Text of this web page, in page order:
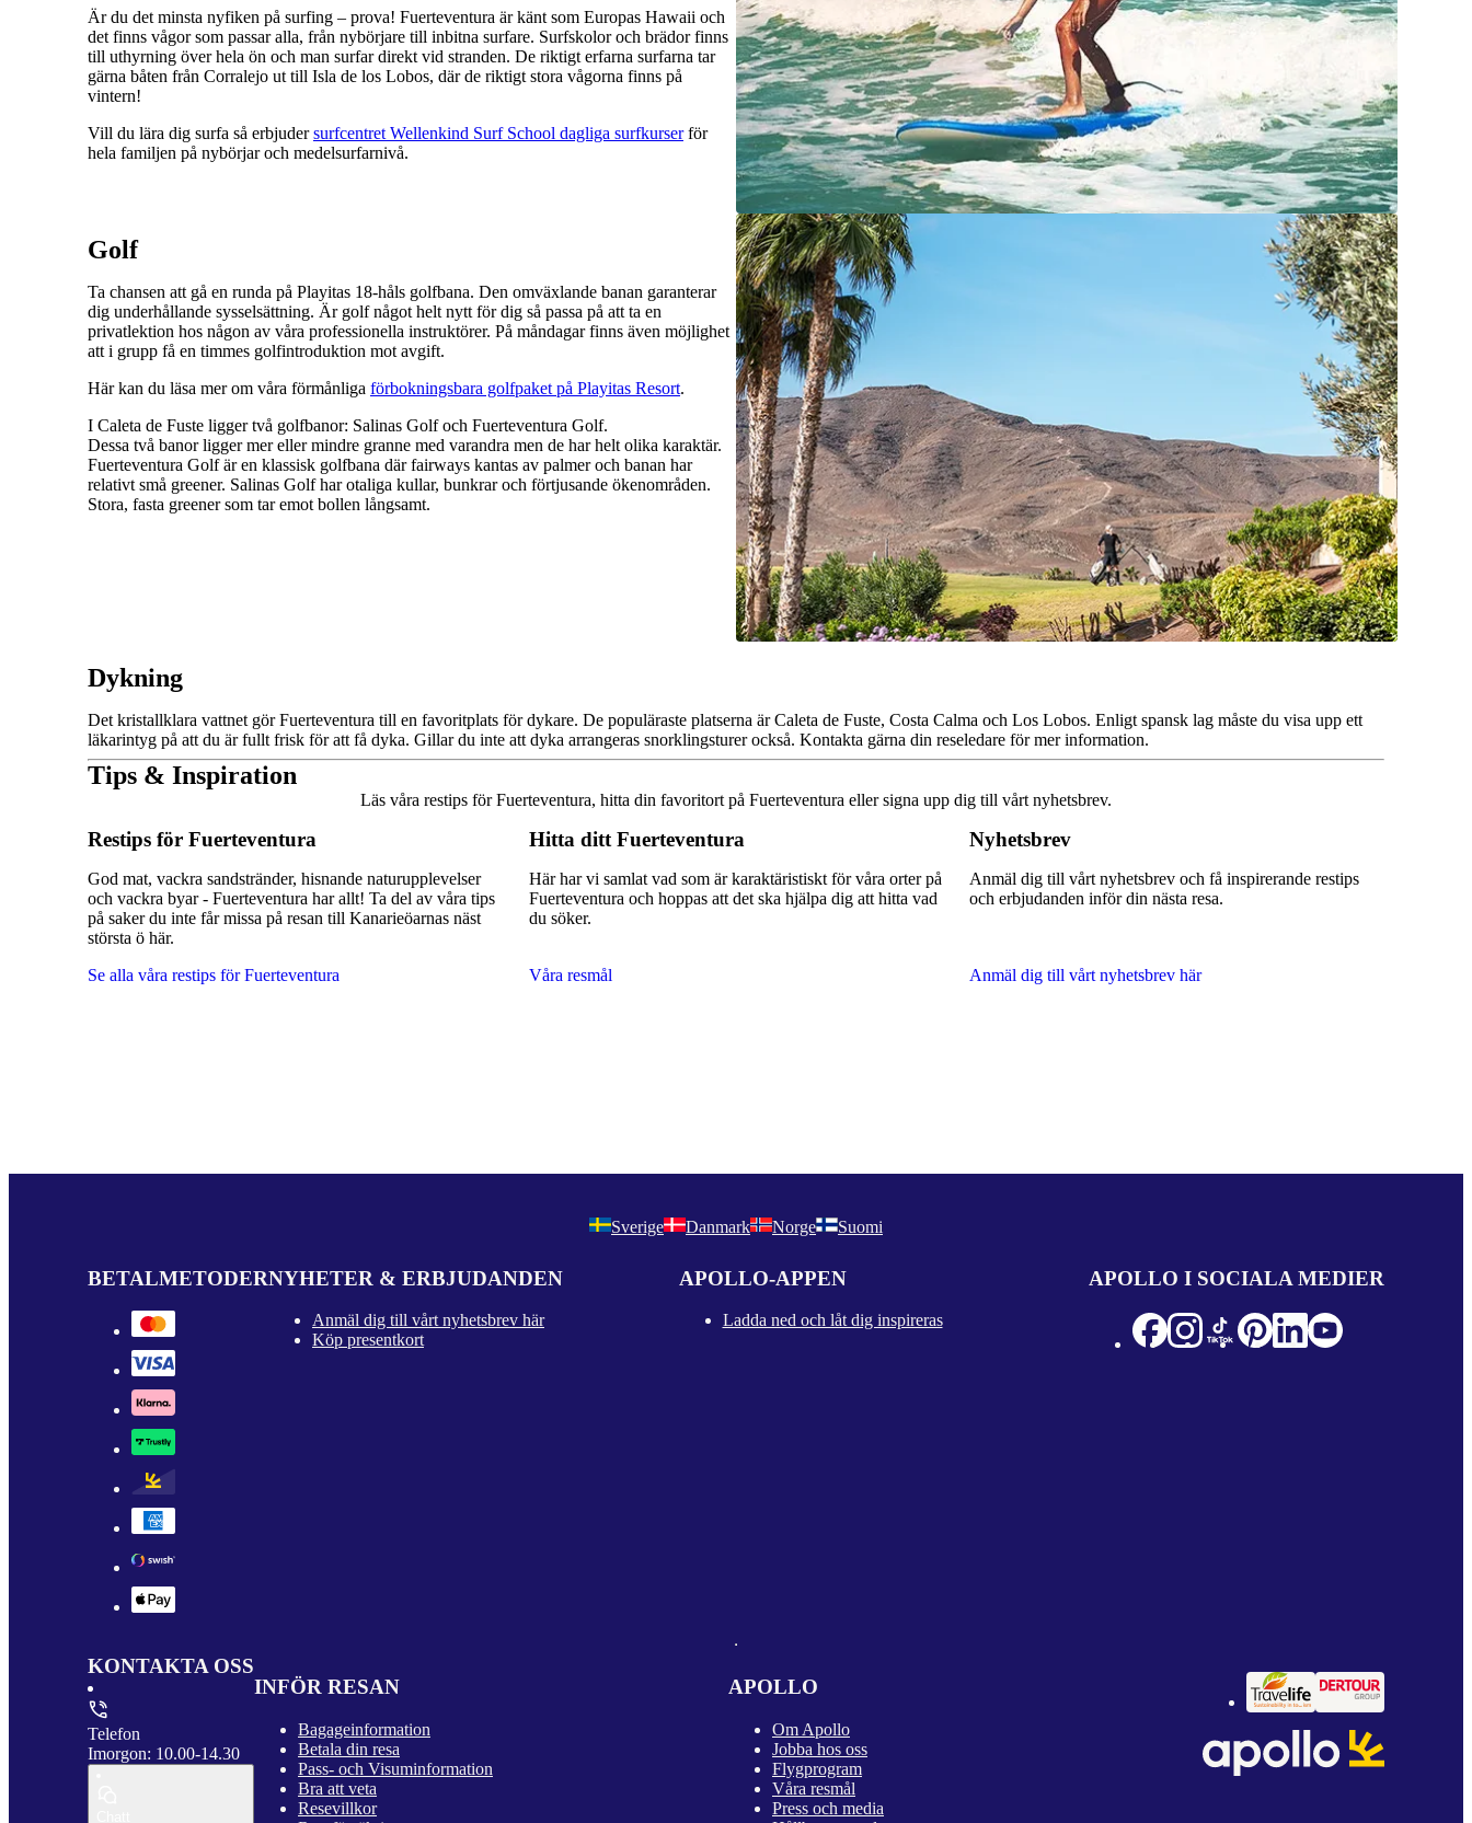
Är du det minsta nyfiken på surfing – prova! Fuerteventura är känt som Europas Hawaii och
det finns vågor som passar alla, från nybörjare till inbitna surfare. Surfskolor och brädor finns
till uthyrning över hela ön och man surfar direkt vid stranden. De riktigt erfarna surfarna tar
gärna båten från Corralejo ut till Isla de los Lobos, där de riktigt stora vågorna finns på
vintern!
Vill du lära dig surfa så erbjudersurfcentret Wellenkind Surf School dagliga surfkurserför
hela familjen på nybörjar och medelsurfarnivå.
Golf
Ta chansen att gå en runda på Playitas 18-håls golfbana. Den omväxlande banan garanterar
dig underhållande sysselsättning. Är golf något helt nytt för dig så passa på att ta en
privatlektion hos någon av våra professionella instruktörer. På måndagar finns även möjlighet
att i grupp få en timmes golfintroduktion mot avgift.
Här kan du läsa mer om våra förmånliga förbokningsbara golfpaket på Playitas Resort.
I Caleta de Fuste ligger två golfbanor: Salinas Golf och Fuerteventura Golf.
Dessa två banor ligger mer eller mindre granne med varandra men de har helt olika karaktär.
Fuerteventura Golf är en klassisk golfbana där fairways kantas av palmer och banan har
relativt små greener. Salinas Golf har otaliga kullar, bunkrar och förtjusande ökenområden.
Stora, fasta greener som tar emot bollen långsamt.
Dykning
Det kristallklara vattnet gör Fuerteventura till en favoritplats för dykare. De populäraste platserna är Caleta de Fuste, Costa Calma och Los Lobos. Enligt spansk lag måste du visa upp ett
läkarintyg på att du är fullt frisk för att få dyka. Gillar du inte att dyka arrangeras snorklingsturer också. Kontakta gärna din reseledare för mer information.
Tips & Inspiration
Läs våra restips för Fuerteventura, hitta din favoritort på Fuerteventura eller signa upp dig till vårt nyhetsbrev.
Restips för Fuerteventura
God mat, vackra sandstränder, hisnande naturupplevelser
och vackra byar - Fuerteventura har allt! Ta del av våra tips
på saker du inte får missa på resan till Kanarieöarnas näst
största ö här.
Se alla våra restips för Fuerteventura
Hitta ditt Fuerteventura
Här har vi samlat vad som är karaktäristiskt för våra orter på
Fuerteventura och hoppas att det ska hjälpa dig att hitta vad
du söker.
Våra resmål
Nyhetsbrev
Anmäl dig till vårt nyhetsbrev och få inspirerande restips
och erbjudanden inför din nästa resa.
Anmäl dig till vårt nyhetsbrev här
Sverige Danmark Norge Suomi
BETALMETODERNYHETER & ERBJUDANDEN
Anmäl dig till vårt nyhetsbrev här
Köp presentkort
APOLLO-APPEN
Ladda ned och låt dig inspireras
APOLLO I SOCIALA MEDIER
KONTAKTA OSS
Telefon
Imorgon: 10.00-14.30
INFÖR RESAN
Bagageinformation
Betala din resa
Pass- och Visuminformation
Bra att veta
Resevillkor
APOLLO
Om Apollo
Jobba hos oss
Flygprogram
Våra resmål
Press och media